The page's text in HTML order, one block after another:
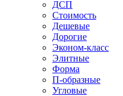
ДСП
Стоимость
Дешевые
Дорогие
Эконом-класс
Элитные
Форма
П-образные
Угловые